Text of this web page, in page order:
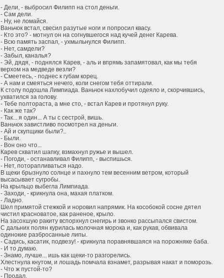
- Дели, - выбросил Филипп на стол деньги.
- Сам дели.
- Ну, не ломайся.
Ваньчок встал, свесил разутые ноги и попросил квасу.
- Кто это? - мотнул он на согнувшегося над кучей денег Карева.
- Всю память заспал, - ухмыльнулся Филипп.
- Нет, самдели?
- Забыл, каналья?
- Эй, дядя, - поднялся Карев, - аль и впрямь запамятовал, как мы тебя
верхом на медведе везли?
- Смеетесь, - поднес к губам корец.
- А нам и смеяться нечего, коли снегом тебя оттирали.
К столу подошла Лимпиада. Ваньчок нахлобучил одеяло и, скорчившись,
ухватился за голову.
- Тебе полтораста, а мне сто, - встал Карев и протянул руку.
- Как же так?
- Так... я один... А ты с сестрой, вишь.
Ваньчок завистливо посмотрел на деньги.
- Ай и скупщики были?..
- Были.
- Вон оно что...
Карев схватил шапку, взмахнул ружье и вышел.
- Погоди, - останавливал Филипп, - выспишься.
- Нет, поторапливаться надо.
В щеки брызнуло солнце и пахнуло тем весенним ветром, который
высасывает сугробы.
На крыльцо выбегла Лимпиада.
- Заходи, - крикнула она, махая платком.
- Ладно.
Шел примятой стежкой и норовил напрямик. На кособокой сосне дятел
чистил красноватое, как раненое, крыло.
На засохшую ракиту вспорхнул снегирь и звонко рассыпался свистом.
С дальних полян курилась молочная морока и, как рукав, обвивала
одинокие разбросанные липы.
- Садись, касатик, подвезу! - крикнула поравнявшаяся на порожняке баба.
- И то думаю.
- Знамо, лучше... ишь как щеки-то разгорелись.
Хлестнула кнутом, и лошадь помчала взнамет, разрывая накат и поморозь.
- Что ж пустой-то?
- Продал.